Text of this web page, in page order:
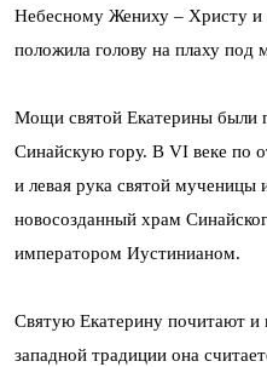
Небесному Жениху – Христу и
положила голову на плаху под
Мощи святой Екатерины были
Синайскую гору. В VI веке по
и левая рука святой мученицы
новосозданный храм
императором Иустинианом.
Святую Екатерину почитают и
западной традиции она